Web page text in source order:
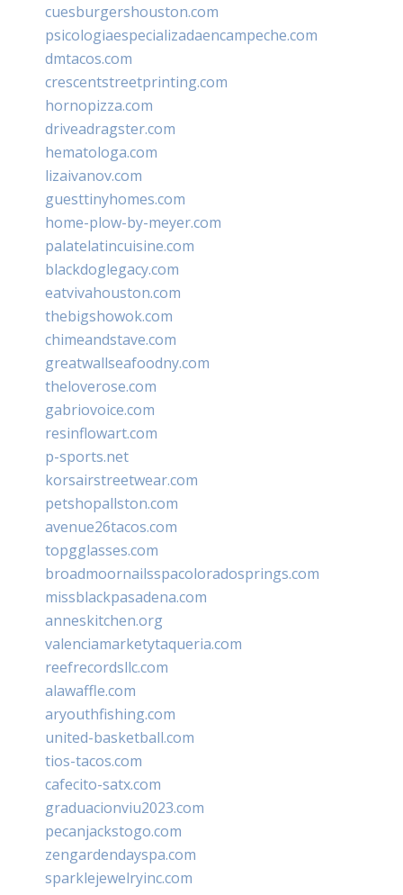
cuesburgershouston.com
psicologiaespecializadaencampeche.com
dmtacos.com
crescentstreetprinting.com
hornopizza.com
driveadragster.com
hematologa.com
lizaivanov.com
guesttinyhomes.com
home-plow-by-meyer.com
palatelatincuisine.com
blackdoglegacy.com
eatvivahouston.com
thebigshowok.com
chimeandstave.com
greatwallseafoodny.com
theloverose.com
gabriovoice.com
resinflowart.com
p-sports.net
korsairstreetwear.com
petshopallston.com
avenue26tacos.com
topgglasses.com
broadmoornailsspacoloradosprings.com
missblackpasadena.com
anneskitchen.org
valenciamarketytaqueria.com
reefrecordsllc.com
alawaffle.com
aryouthfishing.com
united-basketball.com
tios-tacos.com
cafecito-satx.com
graduacionviu2023.com
pecanjackstogo.com
zengardendayspa.com
sparklejewelryinc.com